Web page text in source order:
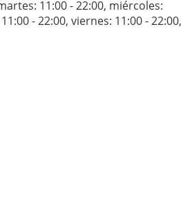
11:00 - 22:00, miércoles:
- 22:00, viernes: 11:00 - 22:00,